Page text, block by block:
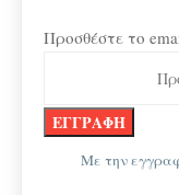
Προσθέστε το
Με την